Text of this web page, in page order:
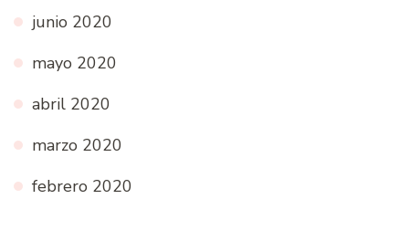
junio 2020
mayo 2020
abril 2020
marzo 2020
febrero 2020